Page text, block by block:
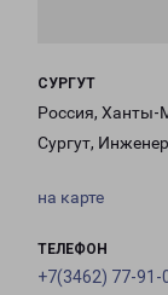
СУРГУТ
Россия, Ханты-
Сургут,
на карте
ТЕЛЕФОН
+7(3462) 77-91-